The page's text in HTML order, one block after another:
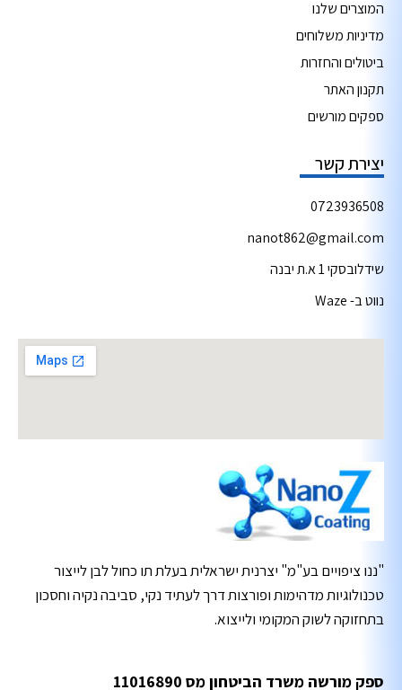
המוצרים שלנו
מדיניות משלוחים
ביטולים והחזרות
תקנון האתר
ספקים מורשים
יצירת קשר
0723936508
nanot862@gmail.com
שידלובסקי 1 א.ת יבנה
נווט ב- Waze
"ננו ציפויים בע"מ" יצרנית ישראלית בעלת תו כחול לבן לייצור
טכנולוגיות מדהימות ופורצות דרך לעתיד נקי, סביבה נקיה וחסכון
בתחזוקה לשוק המקומי ולייצוא.
ספק מורשה משרד הביטחון מס 11016890